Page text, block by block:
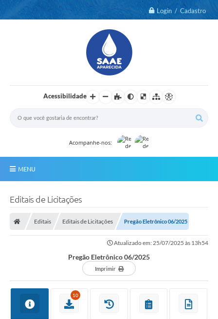
Login / Cadastro
Acessibilidade
Acompanhe-nos:
MENU
Contato
Editais de Licitações
Editais Editais de Licitações Pregão Eletrônico 06/2025
Atualizado em: 25/07/2025 às 13h54
Pregão Eletrônico 06/2025
Imprimir
10